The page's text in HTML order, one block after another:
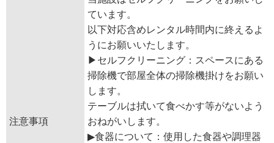
注意事項
ています。
以下対応含めレンタル時間内に終えるよ
うにお願いいたします。
▶︎セルフクリーニング：スペースにある
掃除機で部屋全体の掃除機掛けをお願い
します。
テーブルは拭いて食べかす等がないよう
おねがいします。
▶︎食器について：使用した食器や調理器